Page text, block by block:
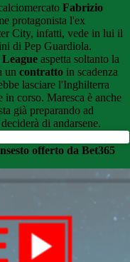
Fabrizio
protagonista l'ex
City, infatti, vede in lui il
di Pep Guardiola.
aspetta soltanto la
un contratto in scadenza
lasciare l'Inghilterra
in corso. Maresca è anche
già preparando ad
di andarsene.
offerto da Bet365